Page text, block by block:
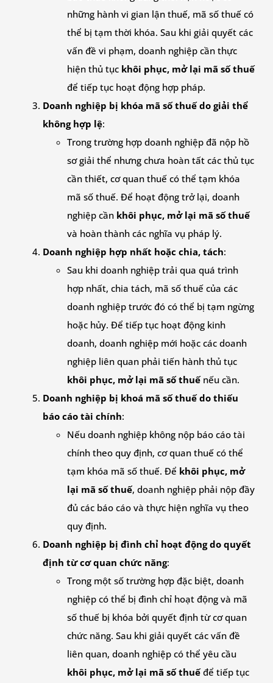
những hành vi gian lận thuế, mã số thuế có
thể bị tạm thời khóa. Sau khi giải quyết các
vấn đề vi phạm, doanh nghiệp cần thực
hiện thủ tục khôi phục, mở lại mã số thuế
để tiếp tục hoạt động hợp pháp.
Doanh nghiệp bị khóa mã số thuế do giải thể
không hợp lệ:
Trong trường hợp doanh nghiệp đã nộp hồ
sơ giải thể nhưng chưa hoàn tất các thủ tục
cần thiết, cơ quan thuế có thể tạm khóa
mã số thuế. Để hoạt động trở lại, doanh
nghiệp cần khôi phục, mở lại mã số thuế
và hoàn thành các nghĩa vụ pháp lý.
Doanh nghiệp hợp nhất hoặc chia, tách:
Sau khi doanh nghiệp trải qua quá trình
hợp nhất, chia tách, mã số thuế của các
doanh nghiệp trước đó có thể bị tạm ngừng
hoặc hủy. Để tiếp tục hoạt động kinh
doanh, doanh nghiệp mới hoặc các doanh
nghiệp liên quan phải tiến hành thủ tục
khôi phục, mở lại mã số thuếnếu cần.
Doanh nghiệp bị khoá mã số thuế do thiếu
báo cáo tài chính:
Nếu doanh nghiệp không nộp báo cáo tài
chính theo quy định, cơ quan thuế có thể
tạm khóa mã số thuế. Để khôi phục, mở
lại mã số thuế, doanh nghiệp phải nộp đầy
đủ các báo cáo và thực hiện nghĩa vụ theo
quy định.
Doanh nghiệp bị đình chỉ hoạt động do quyết
định từ cơ quan chức năng:
Trong một số trường hợp đặc biệt, doanh
nghiệp có thể bị đình chỉ hoạt động và mã
số thuế bị khóa bởi quyết định từ cơ quan
chức năng. Sau khi giải quyết các vấn đề
liên quan, doanh nghiệp có thể yêu cầu
khôi phục, mở lại mã số thuếđể tiếp tục